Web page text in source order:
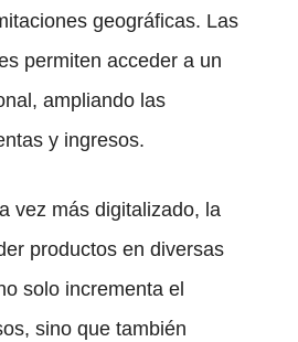
geográficas. Las
permiten acceder a un
ampliando las
y ingresos.
vez más digitalizado, la
productos en diversas
solo incrementa el
sino que también